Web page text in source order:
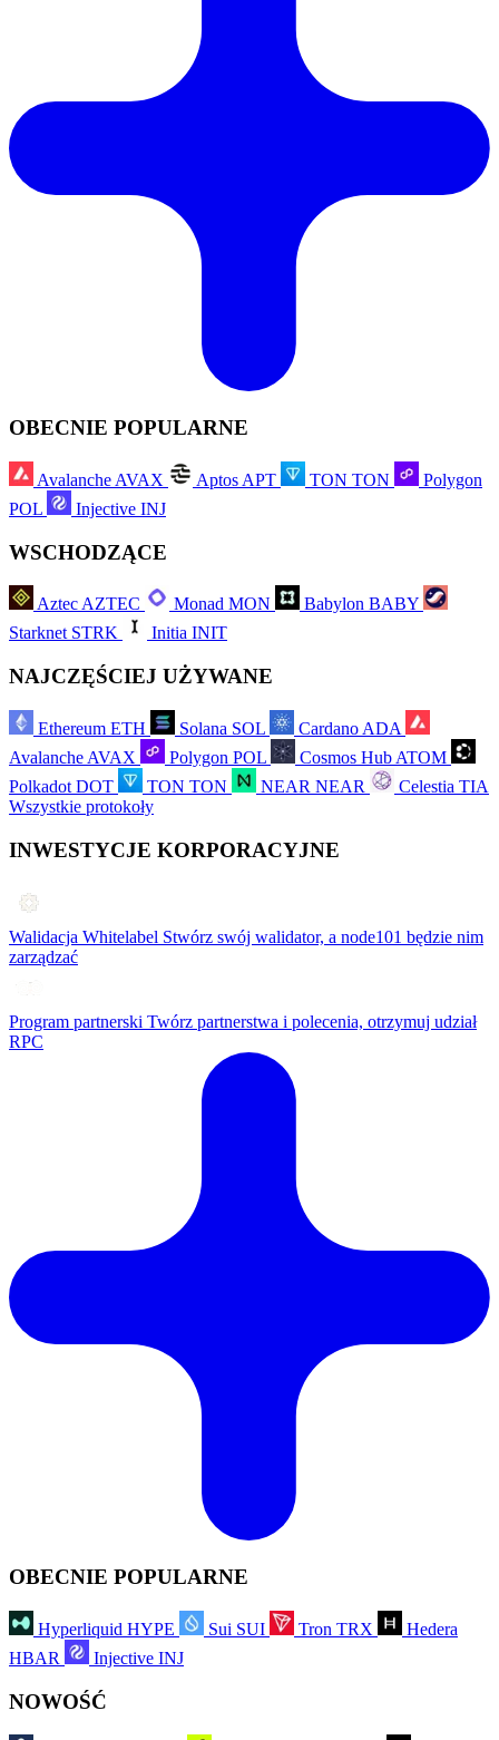
OBECNIE POPULARNE
Avalanche AVAX Aptos APT TON TON
Polygon
POL
Injective INJ
WSCHODZĄCE
AztecAZTEC Monad MON Babylon BABY
Starknet STRK Initia INIT
NAJCZĘŚCIEJ UŻYWANE
Ethereum ETH Solana SOL Cardano ADA
Avalanche AVAX Polygon POL Cosmos Hub ATOM
Polkadot DOT TON TON NEAR NEAR Celestia TIA
Wszystkie protokoły
INWESTYCJE KORPORACYJNE
Walidacja Whitelabel Stwórz swój walidator, a node101 będzie nim
zarządzać
Program partnerski Twórz partnerstwa i polecenia, otrzymuj udział
RPC
OBECNIE POPULARNE
Hyperliquid HYPE Sui SUI Tron TRX
Hedera
HBAR
Injective INJ
NOWOŚĆ